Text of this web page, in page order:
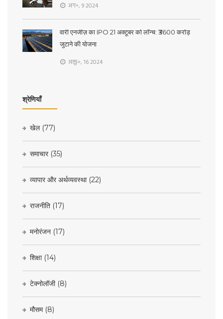
अग॰, 9 2024
वारी एनर्जीज़ का IPO 21 अक्टूबर को लॉन्च: ₹3600 करोड़
जुटाने की योजना
अक्तू॰, 16 2024
श्रेणियाँ
खेल (77)
समाचार (35)
व्यापार और अर्थव्यवस्था (22)
राजनीति (17)
मनोरंजन (17)
शिक्षा (14)
टेक्नोलॉजी (8)
मौसम (8)